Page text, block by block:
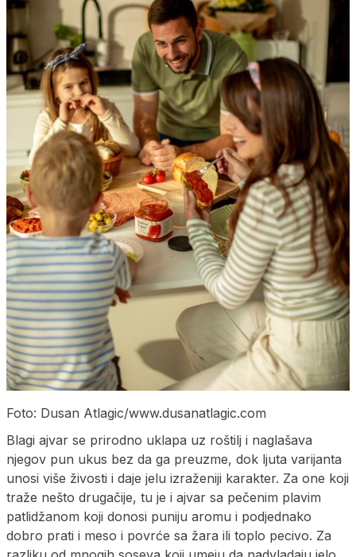
Foto: Dusan Atlagic/www.dusanatlagic.com
Blagi ajvar se prirodno uklapa uz roštilj i naglašava
njegov pun ukus bez da ga preuzme, dok ljuta varijanta
unosi više živosti i daje jelu izraženiji karakter. Za one koji
traže nešto drugačije, tu je i ajvar sa pečenim plavim
patlidžanom koji donosi puniju aromu i podjednako
dobro prati i meso i povrće sa žara ili toplo pecivo. Za